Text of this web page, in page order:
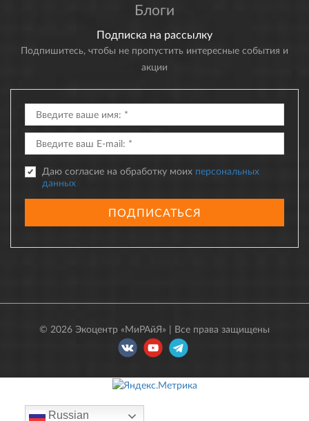
Блоги
Подписка на рассылку
Подпишитесь, чтобы не пропустить интересные события и
акции
Даю согласие на обработку моих персональных
данных
ПОДПИСАТЬСЯ
© 2026 Экоцентр «МиРАйЯ» | Все права защищены
Russian